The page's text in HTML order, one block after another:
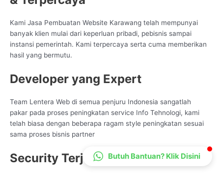
Kami Jasa Pembuatan Website Karawang telah mempunyai
banyak klien mulai dari keperluan pribadi, pebisnis sampai
instansi pemerintah. Kami terpercaya serta cuma memberikan
hasil yang bermutu.
Developer yang Expert
Team Lentera Web di semua penjuru Indonesia sangatlah
pakar pada proses peningkatan service Info Tehnologi, kami
telah biasa dengan beberapa ragam style peningkatan sesuai
sama proses bisnis partner
Security Terjaga Butuh Bantuan? Klik Disini